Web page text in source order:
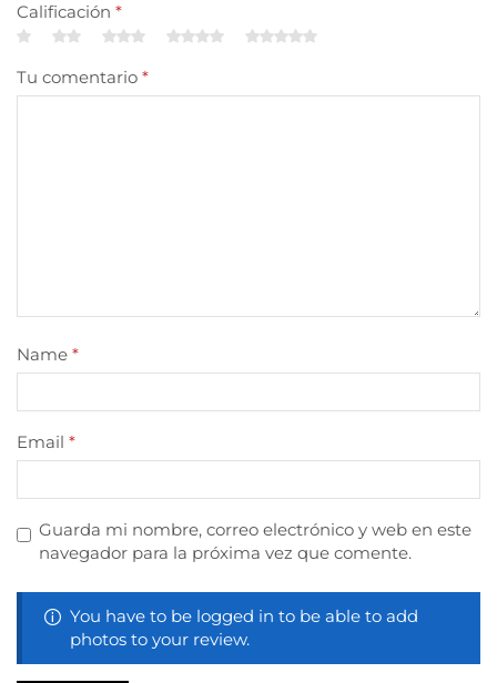
Calificación *
Tu comentario *
Name *
Email *
Guarda mi nombre, correo electrónico y web en este
navegador para la próxima vez que comente.
You have to be logged in to be able to add
photos to your review.